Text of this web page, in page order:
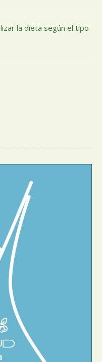
la dieta según el tipo